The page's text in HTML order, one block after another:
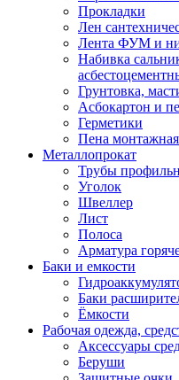
Прокладки
Лен
Лента ФУМ и
Набивка
Грунтовка,
Асбокартон и
Герметики
Пена монтажная
Металлопрокат
Трубы
Уголок
Швеллер
Лист
Полоса
Арматура
Баки и емкости
Баки
Ёмкости
Рабочая одежда,
Аксессуары
Беруши